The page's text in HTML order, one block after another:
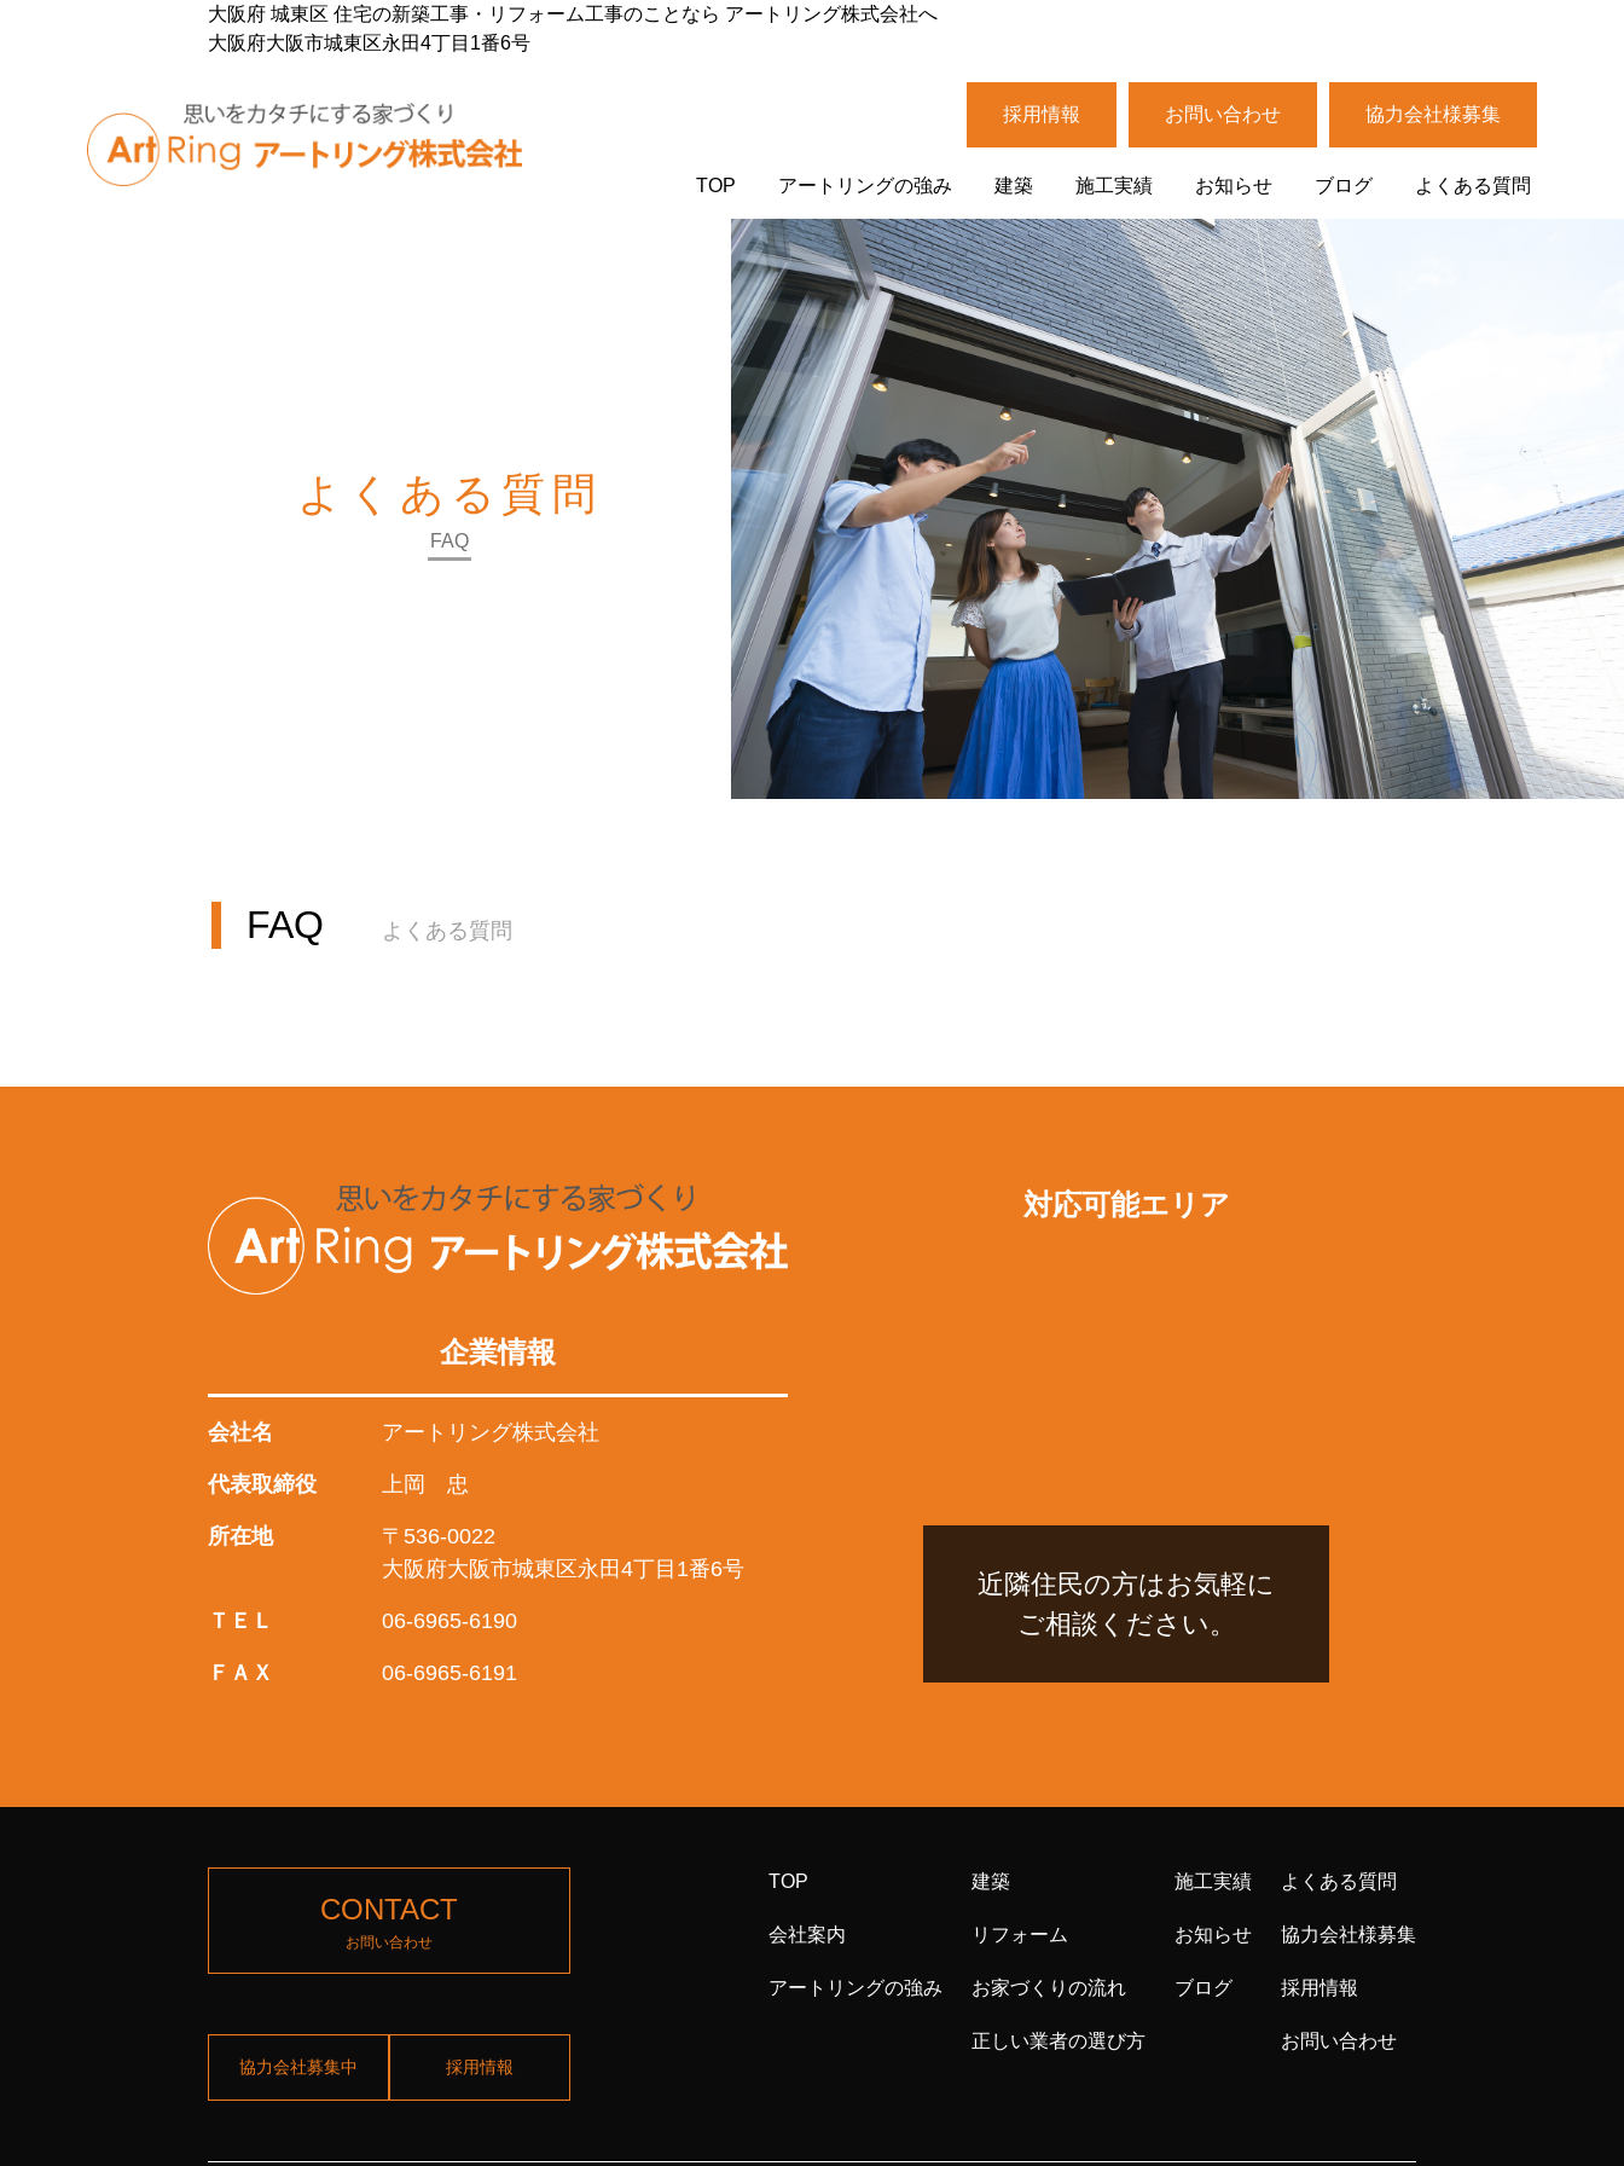
大阪府 城東区 住宅の新築工事・リフォーム工事のことなら アートリング株式会社へ
大阪府大阪市城東区永田4丁目1番6号
採用情報 お問い合わせ 協力会社様募集
TOP アートリングの強み 建築 施工実績 お知らせ ブログ よくある質問
よくある質問
FAQ
FAQ よくある質問
企業情報
会社名 アートリング株式会社
代表取締役 上岡 忠
所在地
〒536-0022
大阪府大阪市城東区永田4丁目1番6号
ＴＥＬ 06-6965-6190
ＦＡＸ 06-6965-6191
対応可能エリア
近隣住民の方はお気軽に
ご相談ください。
CONTACT
お問い合わせ
協力会社募集中 採用情報
TOP
会社案内
アートリングの強み
建築
リフォーム
お家づくりの流れ
正しい業者の選び方
施工実績
お知らせ
ブログ
よくある質問
協力会社様募集
採用情報
お問い合わせ